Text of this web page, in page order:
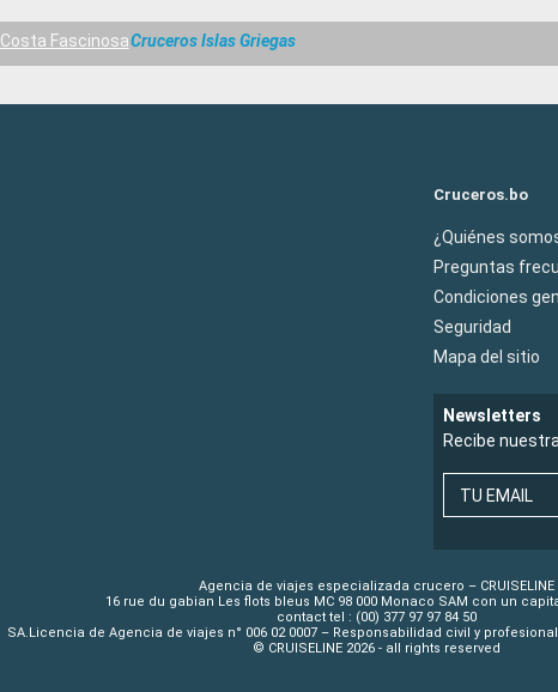
Costa FascinosaCruceros Islas Griegas
Cruceros.bo
¿Quiénes
Preguntas
Condiciones
Seguridad
Mapa del sitio
Newsletters
Recibe
TU EMAIL
Agencia de viajes especializada crucero – CRUISELINE
16 rue du gabian Les flots bleus MC 98 000 Monaco SAM con un
contact tel : (00) 377 97 97 84 50
SA.Licencia de Agencia de viajes n° 006 02 0007 – Responsabilidad civil y profesional
© CRUISELINE 2026 - all rights reserved